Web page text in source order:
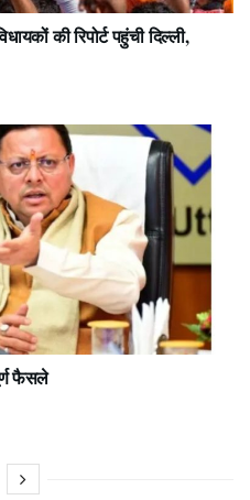
की रिपोर्ट पहुंची दिल्ली,
फैसले